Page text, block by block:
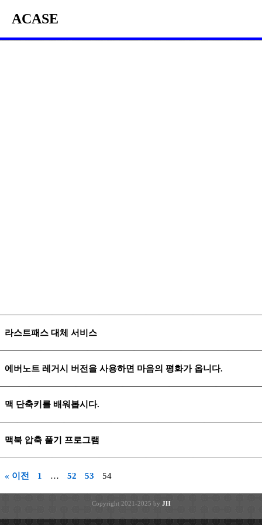
ACASE
라스트패스 대체 서비스
에버노트 레거시 버전을 사용하면 마음의 평화가 옵니다.
맥 단축키를 배워봅시다.
맥북 압축 풀기 프로그램
« 이전 1 … 52 53 54
Copyright 2021-2025 by JH